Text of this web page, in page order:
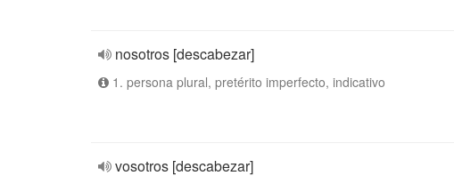
nosotros [descabezar]
1. persona plural, pretérito imperfecto, indicativo
vosotros [descabezar]